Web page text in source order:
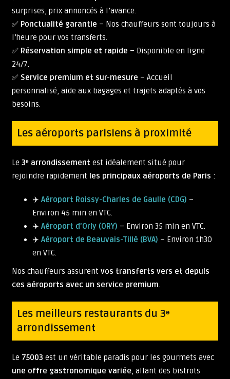
surprises, prix annoncés à l’avance.
✅ Ponctualité garantie – Nos chauffeurs sont toujours à
l’heure pour vos transferts.
✅ Réservation simple et rapide – Disponible en ligne
24/7.
✅ Service premium et sur-mesure – Accueil
personnalisé, aide aux bagages et trajets adaptés à vos
besoins.
Les aéroports parisiens à proximité
Le 3ᵉ arrondissement est idéalement situé pour
rejoindre rapidement les principaux aéroports de Paris :
✈️ Aéroport Roissy-Charles de Gaulle (CDG) –
Environ 45 min en VTC.
✈️ Aéroport d’Orly (ORY) – Environ 35 min en VTC.
✈️ Aéroport de Beauvais-Tillé (BVA) – Environ 1h30
en VTC.
Nos chauffeurs assurent vos transferts vers et depuis
ces aéroports avec un service premium.
Les meilleurs restaurants du 3ᵉ
arrondissement
Le 75003 est un véritable paradis pour les gourmets avec
une offre gastronomique variée, allant des bistrots